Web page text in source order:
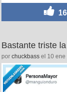
16
Bastante triste
por chuckbass el 10 ene